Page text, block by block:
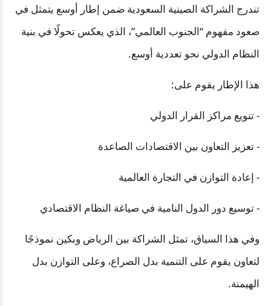
تندرج الشراكة الصينية السعودية ضمن إطار أوسع يتمثل في
صعود مفهوم “الجنوب العالمي”، الذي يعكس تحولًا في بنية
النظام الدولي نحو تعددية أوسع.
هذا الإطار يقوم على:
- تنويع مراكز القرار الدولي
- تعزيز التعاون بين الاقتصادات الصاعدة
- إعادة التوازن في التجارة العالمية
- توسيع دور الدول النامية في صياغة النظام الاقتصادي
وفي هذا السياق، تمثل الشراكة بين الرياض وبكين نموذجًا
لتعاون يقوم على التنمية بدل الصراع، وعلى التوازن بدل
الهيمنة.